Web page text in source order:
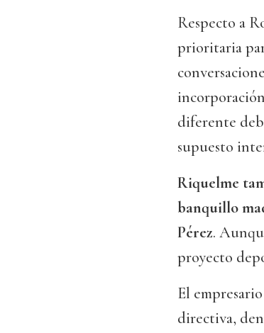
Respecto a
prioritaria
diferente
supuesto
Riquelme
banquillo
Pérez.
proyecto
El
directiva,